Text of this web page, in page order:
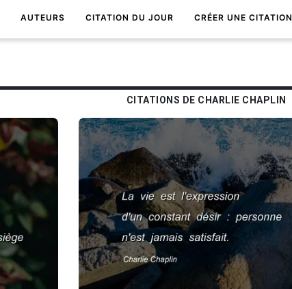
AUTEURS CITATION DU JOUR CRÉER UNE CITATION
CITATIONS DE CHARLIE CHAPLIN